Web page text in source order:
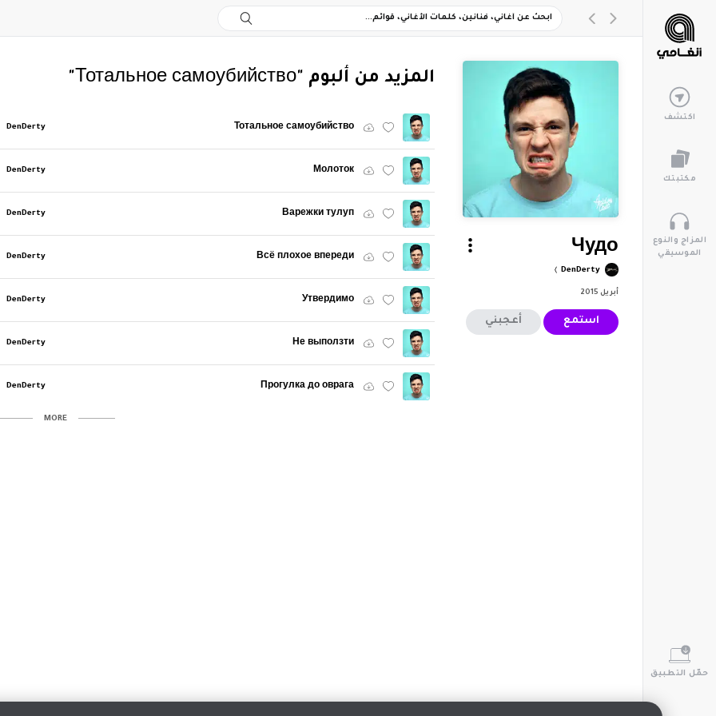
اكتشف
مكتبتك
المزاج والنوع
الموسيقي
حمّل التطبيق
Чудо
DenDerty
أبريل 2015
استمع أعجبني
‏المزيد من ألبوم "Тотальное самоубийство"
Тотальное самоубийство
DenDerty
Молоток
DenDerty
Варежки тулуп
DenDerty
Всё плохое впереди
DenDerty
Утвердимо
DenDerty
Не выползти
DenDerty
Прогулка до оврага
DenDerty
MORE